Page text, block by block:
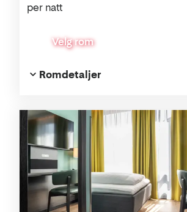
per natt
Velg rom
Romdetaljer